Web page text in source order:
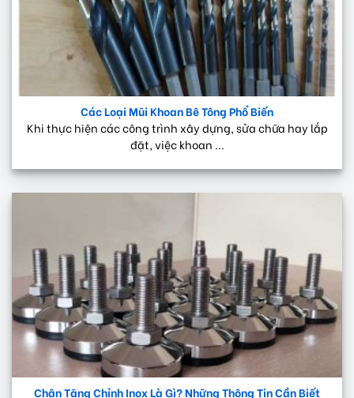
Các Loại Mũi Khoan Bê Tông Phổ Biến
Khi thực hiện các công trình xây dựng, sửa chữa hay lắp
đặt, việc khoan ...
Chân Tăng Chỉnh Inox Là Gì? Những Thông Tin Cần Biết